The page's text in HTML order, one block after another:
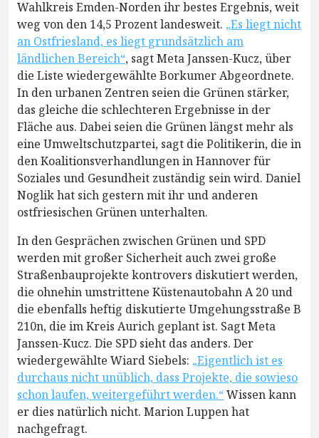
Wahlkreis Emden-Norden ihr bestes Ergebnis, weit
weg von den 14,5 Prozent landesweit. „Es liegt nicht
an Ostfriesland, es liegt grundsätzlich am
ländlichen Bereich“, sagt Meta Janssen-Kucz, über
die Liste wiedergewählte Borkumer Abgeordnete.
In den urbanen Zentren seien die Grünen stärker,
das gleiche die schlechteren Ergebnisse in der
Fläche aus. Dabei seien die Grünen längst mehr als
eine Umweltschutzpartei, sagt die Politikerin, die in
den Koalitionsverhandlungen in Hannover für
Soziales und Gesundheit zuständig sein wird. Daniel
Noglik hat sich gestern mit ihr und anderen
ostfriesischen Grünen unterhalten.
In den Gesprächen zwischen Grünen und SPD
werden mit großer Sicherheit auch zwei große
Straßenbauprojekte kontrovers diskutiert werden,
die ohnehin umstrittene Küstenautobahn A 20 und
die ebenfalls heftig diskutierte Umgehungsstraße B
210n, die im Kreis Aurich geplant ist. Sagt Meta
Janssen-Kucz. Die SPD sieht das anders. Der
wiedergewählte Wiard Siebels: „Eigentlich ist es
durchaus nicht unüblich, dass Projekte, die sowieso
schon laufen, weitergeführt werden.“Wissen kann
er dies natürlich nicht. Marion Luppen hat
nachgefragt.